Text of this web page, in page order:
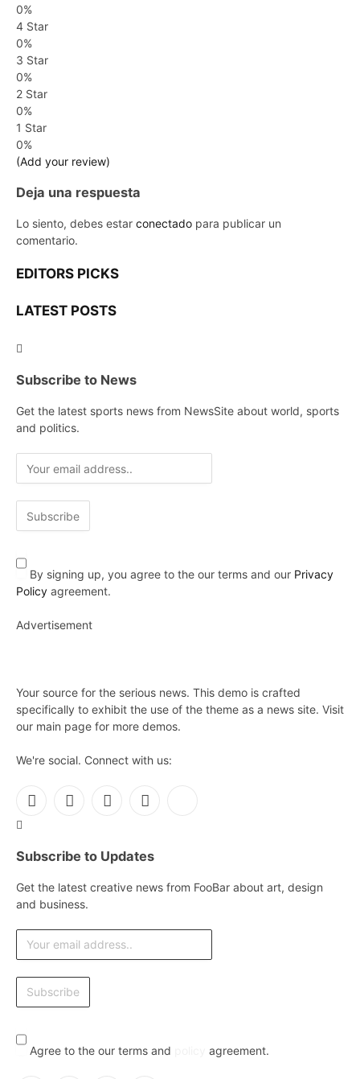
0%
4 Star
0%
3 Star
0%
2 Star
0%
1 Star
0%
(Add your review)
Deja una respuesta
Lo siento, debes estar conectado para publicar un
comentario.
EDITORS PICKS
LATEST POSTS
Subscribe to News
Get the latest sports news from NewsSite about world, sports
and politics.
By signing up, you agree to the our terms and our Privacy
Policy agreement.
Advertisement
Your source for the serious news. This demo is crafted
specifically to exhibit the use of the theme as a news site. Visit
our main page for more demos.
We're social. Connect with us:
Facebook
X
InstagramPinterest
Subscribe to Updates
Get the latest creative news from FooBar about art, design
and business.
Agree to the our terms and agreement.